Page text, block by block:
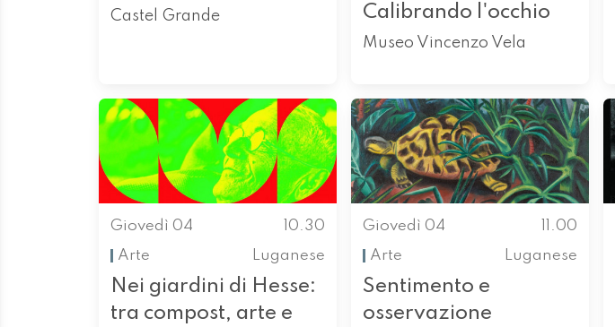
Castel Grande
Calibrando l'occhio
Museo Vincenzo Vela
Giovedì 04
10.30
Arte
Luganese
Nei giardini di Hesse:
tra compost, arte e
Giovedì 04
11.00
Arte
Luganese
Sentimento e
osservazione